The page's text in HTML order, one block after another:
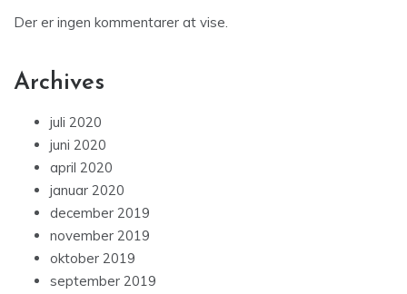
Der er ingen kommentarer at vise.
Archives
juli 2020
juni 2020
april 2020
januar 2020
december 2019
november 2019
oktober 2019
september 2019